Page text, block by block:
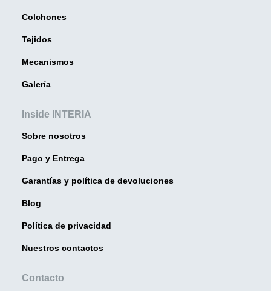
Colchones
Tejidos
Mecanismos
Galería
Inside INTERIA
Sobre nosotros
Pago y Entrega
Garantías y política de devoluciones
Blog
Política de privacidad
Nuestros contactos
Contacto